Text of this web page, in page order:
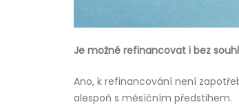
Je možné refinancovat i bez
Ano, k refinancování není
alespoň s měsíčním předstihem.